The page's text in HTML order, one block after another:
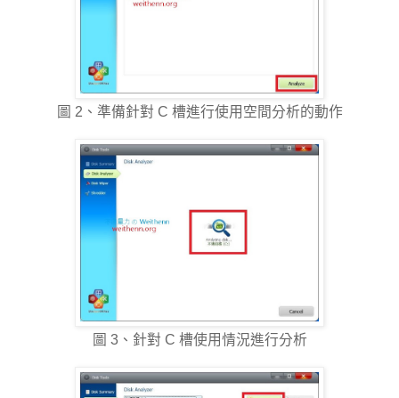
圖 2、準備針對 C 槽進行使用空間分析的動作
圖 3、針對 C 槽使用情況進行分析